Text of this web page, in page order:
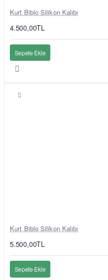
Kurt Biblo Silikon Kalıbı
4.500,00TL
Sepete Ekle
Kurt Biblo Silikon Kalıbı
5.500,00TL
Sepete Ekle